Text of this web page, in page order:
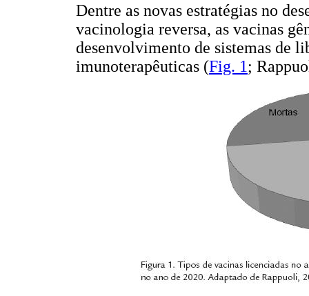
Dentre as novas estratégias no
vacinologia reversa, as vacinas
desenvolvimento de sistemas de
imunoterapêuticas (Fig. 1 ;